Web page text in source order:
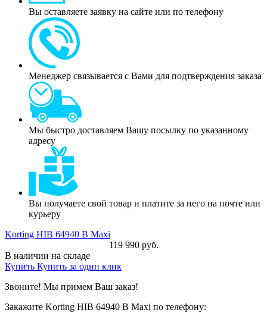
Вы оставляете заявку на сайте или по телефону
Менеджер связывается с Вами для подтверждения заказа
Мы быстро доставляем Вашу посылку по указанному
адресу
Вы получаете свой товар и платите за него на почте или
курьеру
Korting HIB 64940 B Maxi
119 990 руб.
В наличии на складе
Купить Купить за один клик
Звоните! Мы примем Ваш заказ!
Закажите Korting HIB 64940 B Maxi по телефону: